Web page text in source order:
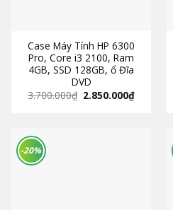
Case Máy Tính HP 6300
Pro, Core i3 2100, Ram
4GB, SSD 128GB, ổ Đĩa
DVD
3.700.000₫ 2.850.000₫
-20%